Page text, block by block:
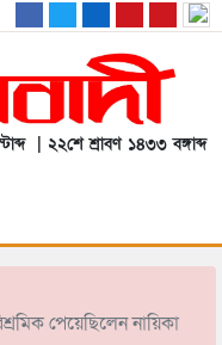
| ২২শে শ্রাবণ ১৪৩৩ বঙ্গাব্দ
পেয়েছিলেন নায়িকা